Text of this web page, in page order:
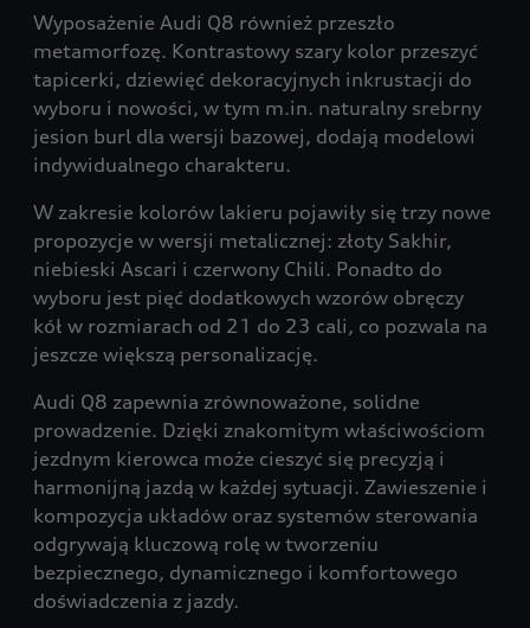
Wyposażenie Audi Q8 również przeszło
metamorfozę. Kontrastowy szary kolor przeszyć
tapicerki, dziewięć dekoracyjnych inkrustacji do
wyboru i nowości, w tym m.in. naturalny srebrny
jesion burl dla wersji bazowej, dodają modelowi
indywidualnego charakteru.
W zakresie kolorów lakieru pojawiły się trzy nowe
propozycje w wersji metalicznej: złoty Sakhir,
niebieski Ascari i czerwony Chili. Ponadto do
wyboru jest pięć dodatkowych wzorów obręczy
kół w rozmiarach od 21 do 23 cali, co pozwala na
jeszcze większą personalizację.
Audi Q8 zapewnia zrównoważone, solidne
prowadzenie. Dzięki znakomitym właściwościom
jezdnym kierowca może cieszyć się precyzją i
harmonijną jazdą w każdej sytuacji. Zawieszenie i
kompozycja układów oraz systemów sterowania
odgrywają kluczową rolę w tworzeniu
bezpiecznego, dynamicznego i komfortowego
doświadczenia z jazdy.